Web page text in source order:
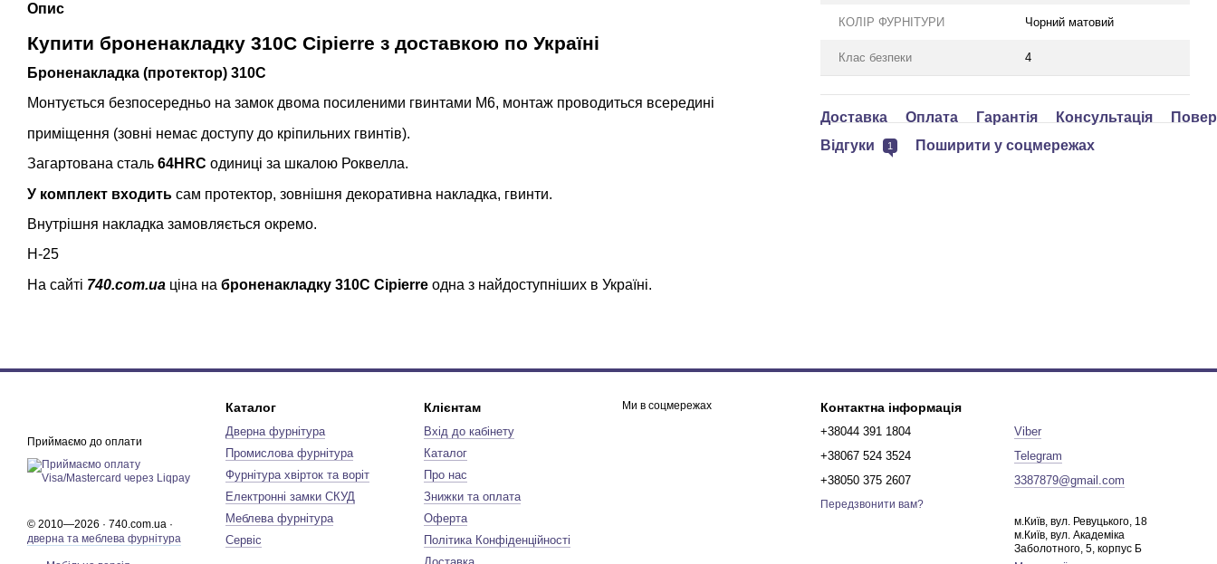
Опис
Купити броненакладку 310С Cipierre з доставкою по Україні
Броненакладка (протектор) 310С
Монтується безпосередньо на замок двома посиленими гвинтами М6, монтаж проводиться всередині
приміщення (зовні немає доступу до кріпильних гвинтів).
Загартована сталь 64HRC одиниці за шкалою Роквелла.
У комплект входить сам протектор, зовнішня декоративна накладка, гвинти.
Внутрішня накладка замовляється окремо.
H-25
На сайті 740.com.ua ціна на броненакладку 310С Cipierre одна з найдоступніших в Україні.
КОЛІР ФУРНІТУРИ Чорний матовий
Клас безпеки 4
Доставка Оплата Гарантія Консультація
Відгуки
1 Поширити у соцмережах
Приймаємо до оплати
© 2010—2026 · 740.com.ua ·
дверна та меблева фурнітура
Каталог
Дверна фурнітура
Промислова фурнітура
Фурнітура хвірток та воріт
Електронні замки СКУД
Меблева фурнітура
Сервіс
Клієнтам
Вхід до кабінету
Каталог
Про нас
Знижки та оплата
Оферта
Політика Конфіденційності
Ми в соцмережах Контактна інформація
+38044 391 1804
+38067 524 3524
+38050 375 2607
Передзвонити вам?
Viber
Telegram
3387879@gmail.com
м.Київ, вул. Ревуцького, 18
м.Київ, вул. Академіка
Заболотного, 5, корпус Б